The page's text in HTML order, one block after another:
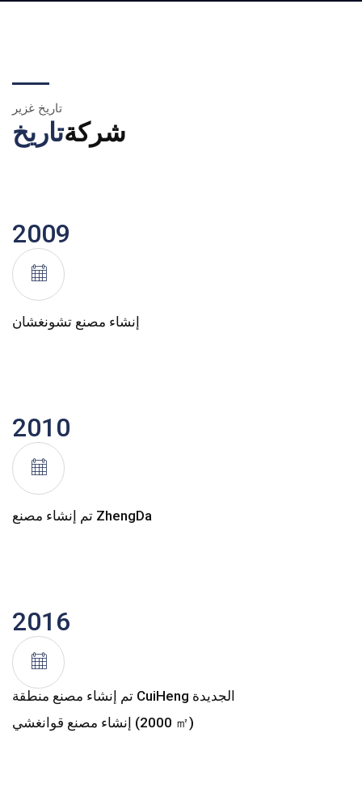
تاريخ غزير
شركةتاريخ
2009
إنشاء مصنع تشونغشان
2010
تم إنشاء مصنع ZhengDa
2016
تم إنشاء مصنع منطقة CuiHeng الجديدة
إنشاء مصنع قوانغشي (2000 ㎡)